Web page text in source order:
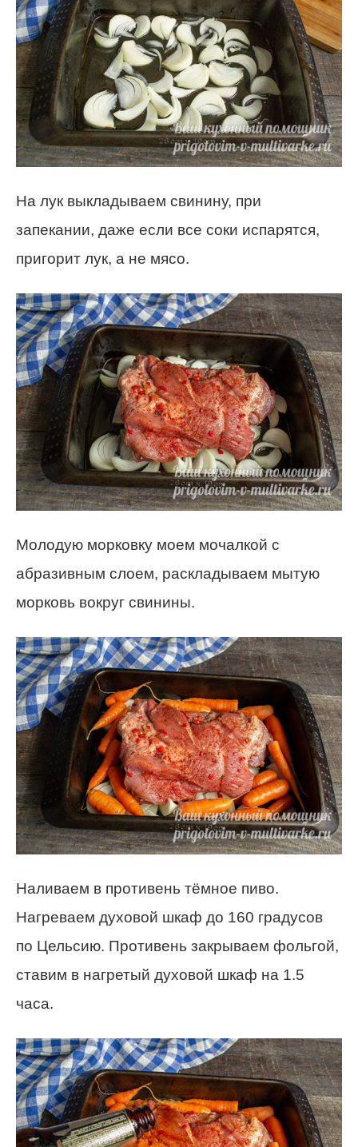
На лук выкладываем свинину, при
запекании, даже если все соки испарятся,
пригорит лук, а не мясо.
Молодую морковку моем мочалкой с
абразивным слоем, раскладываем мытую
морковь вокруг свинины.
Наливаем в противень тёмное пиво.
Нагреваем духовой шкаф до 160 градусов
по Цельсию. Противень закрываем фольгой,
ставим в нагретый духовой шкаф на 1.5
часа.